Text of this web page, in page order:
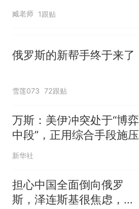
臧老师 1跟贴
俄罗斯的新帮手终于来了
雪莲073 72跟贴
万斯：美伊冲突处于“博弈
中段”，正用综合手段施压
新华社
担心中国全面倒向俄罗
斯，泽连斯基很焦虑，责